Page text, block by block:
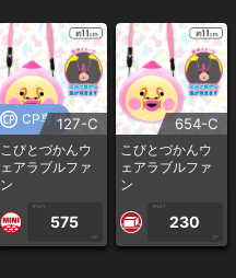
CP専用127-C
こびとづかんウ
ェアラブルファ
ン
1PLAY
575
CP
654-C
こびとづかんウ
ェアラブルファ
ン
1PLAY
230
CP